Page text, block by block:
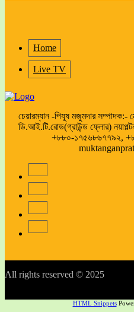
Home
Live TV
চেয়ারম্যান -পিযূষ মজুমদার সম্পাদক:-
ডি.আই.টি.রোড(গ্রাউন্ড ফ্লোর)
+৮৮০-১৭৫৬৮৬৭৭৯২,
All rights reserved © 2025
HTML Snippets